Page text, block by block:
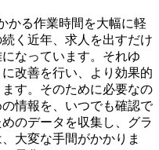
かる作業時間を大幅に軽
く近年、求人を出すだけ
なっています。それゆ
改善を行い、より効果的
す。そのために必要なの
情報を、いつでも確認で
のデータを収集し、グラ
大変な手間がかかりま